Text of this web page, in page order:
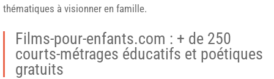
thématiques à visionner en famille.
Films-pour-enfants.com : + de 250
courts-métrages éducatifs et poétiques
gratuits